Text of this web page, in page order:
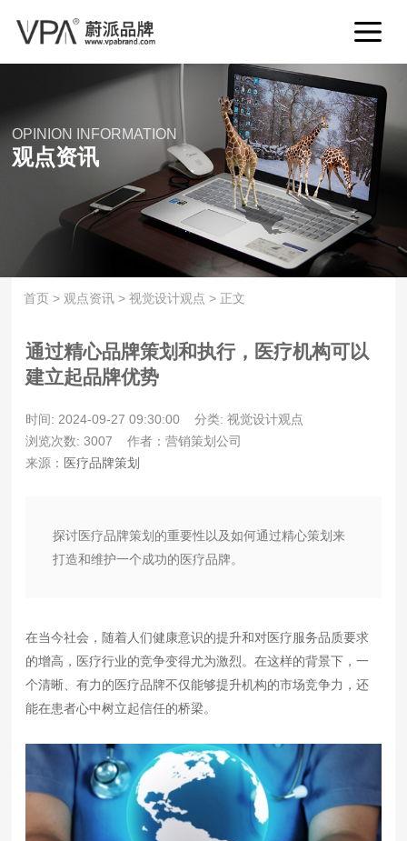
OPINION INFORMATION
观点资讯
首页 > 观点资讯 >视觉设计观点 > 正文
通过精心品牌策划和执行，医疗机构可以
建立起品牌优势
时间: 2024-09-27 09:30:00
分类: 视觉设计观点
浏览次数: 3007
作者：营销策划公司
来源： 医疗品牌策划
探讨医疗品牌策划的重要性以及如何通过精心策划来
打造和维护一个成功的医疗品牌。
在当今社会，随着人们健康意识的提升和对医疗服务品质要求
的增高，医疗行业的竞争变得尤为激烈。在这样的背景下，一
个清晰、有力的医疗品牌不仅能够提升机构的市场竞争力，还
能在患者心中树立起信任的桥梁。